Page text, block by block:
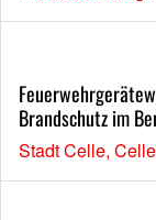
Brandschutz im
Stadt Celle, Celle